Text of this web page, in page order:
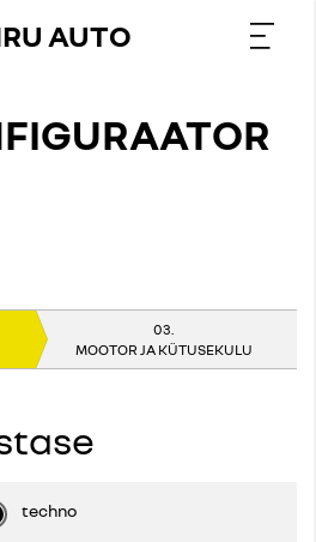
AUTO
MOOTOR JA KÜTUSEKULU
techno